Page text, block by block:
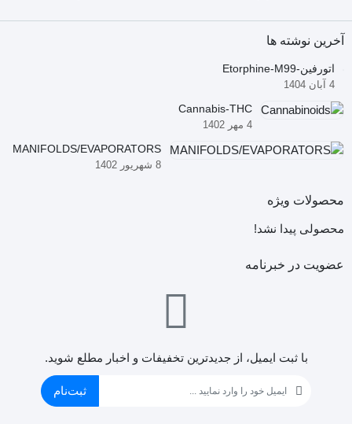
آخرین نوشته ها
اتورفین-Etorphine-M99
4 آبان 1404
Cannabis-THC
4 مهر 1402
MANIFOLDS/EVAPORATORS
8 شهریور 1402
محصولات ویژه
محصولی پیدا نشد!
عضویت در خبرنامه
با ثبت ایمیل، از جدید‌ترین تخفیفات و اخبار مطلع شوید.
ثبت‌نام